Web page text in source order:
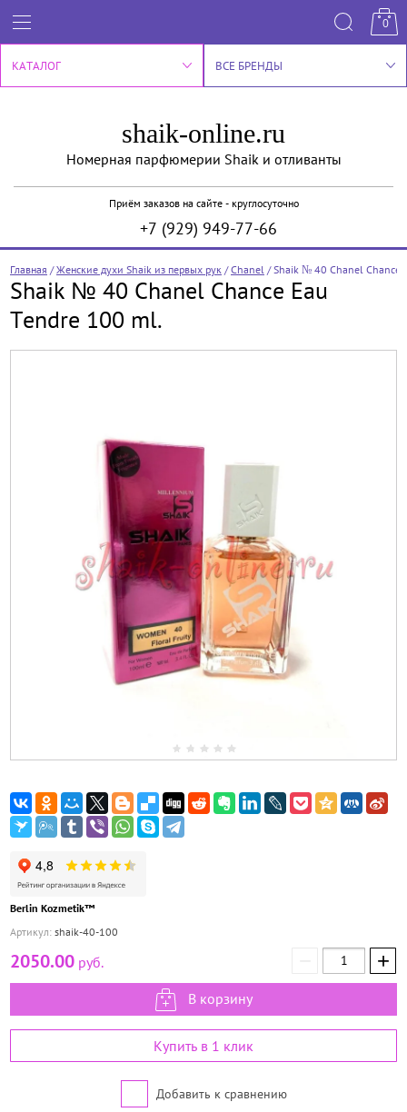
0
КАТАЛОГ ВСЕ БРЕНДЫ
shaik-online.ru
Номерная парфюмерии Shaik и отливанты
Приём заказов на сайте - круглосуточно
+7 (929) 949-77-66
Главная /Женские духи Shaik из первых рук /Chanel /Shaik № 40 Chanel Chance
Shaik № 40 Chanel Chance Eau
Tendre 100 ml.
Berlin Kozmetik™
Артикул: shaik-40-100
2050.00 руб. +
В корзину
Купить в 1 клик
Добавить к сравнению